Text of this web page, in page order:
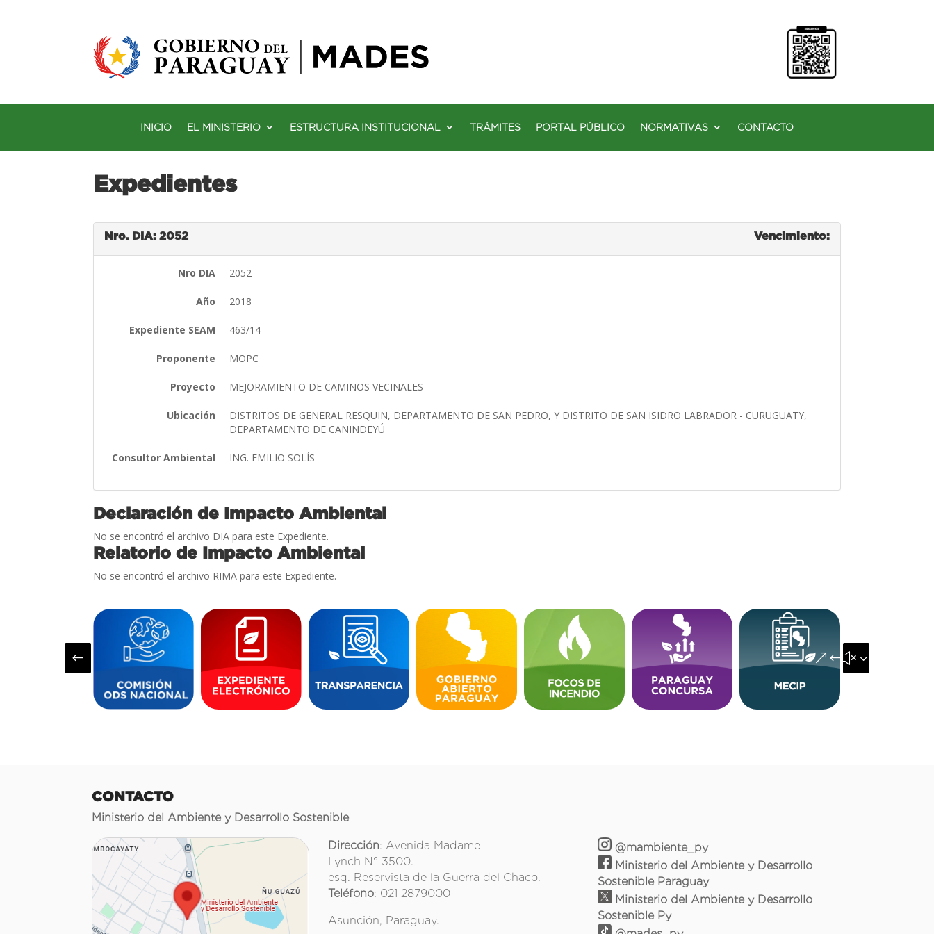
INICIO EL MINISTERIO ESTRUCTURA INSTITUCIONAL TRÁMITES PORTAL PÚBLICO NORMATIVAS CONTACTO
Expedientes
Nro. DIA: 2052 Vencimiento:
Nro DIA 2052
Año 2018
Expediente SEAM 463/14
Proponente MOPC
Proyecto MEJORAMIENTO DE CAMINOS VECINALES
Ubicación
DISTRITOS DE GENERAL RESQUIN, DEPARTAMENTO DE SAN PEDRO, Y DISTRITO DE SAN ISIDRO LABRADOR - CURUGUATY,
DEPARTAMENTO DE CANINDEYÚ
Consultor Ambiental ING. EMILIO SOLÍS
Declaración de Impacto Ambiental
No se encontró el archivo DIA para este Expediente.
Relatorio de Impacto Ambiental
No se encontró el archivo RIMA para este Expediente.
# &#x35;
CONTACTO
Ministerio del Ambiente y Desarrollo Sostenible
Dirección: Avenida Madame
Lynch N° 3500.
esq. Reservista de la Guerra del Chaco.
Teléfono: 021 2879000
Asunción, Paraguay.
@mambiente_py
Ministerio del Ambiente y Desarrollo
Sostenible Paraguay
Ministerio del Ambiente y Desarrollo
Sostenible Py